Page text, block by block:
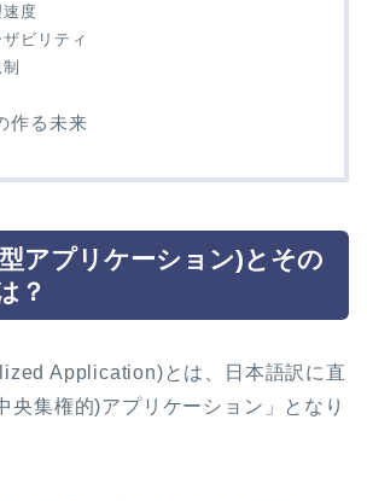
度
ザビリティ
作る未来
アプリケーション)とその
？
Application)とは、日本語訳に直
央集権的)アプリケーション」となり